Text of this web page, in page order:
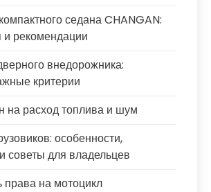
седана CHANGAN:
и рекомендации
внедорожника:
критерии
на расход топлива и шум
особенности,
советы для владельцев
права на мотоцикл